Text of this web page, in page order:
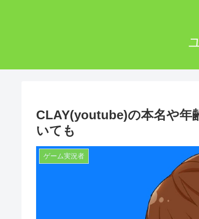
CLAY(youtube)の本名や年
いても
ゲーム実況者